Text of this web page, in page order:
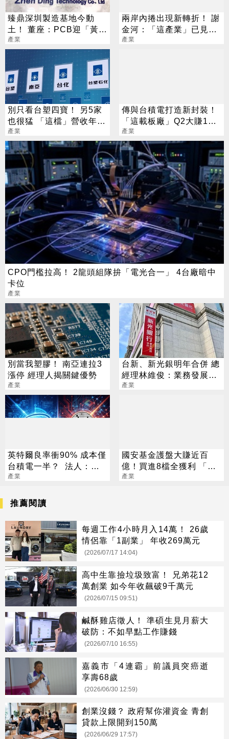
臻鼎深圳製造基地今動
土！ 董座：PCB迎「黃金
十年」
產業
兩岸內捲出現新轉折！ 謝
金河：「這產業」已見到
曙光
產業
別只看台塑四寶！ 另5家
也很猛 「這檔」營收年增
衝7倍
產業
傳與台積電打造新封裝！
「這載板廠」Q2大賺124
億創新高
產業
CPO門檻拉高！ 2龍頭組隊拚「電光合一」 4台廠暗中
卡位
產業
別當我塑膠！ 南亞連拉3
漲停 經理人揭關鍵優勢
產業
台新、新光銀明年合併 總
經理林維俊：業務發展更
均衡
產業
英特爾良率衝90% 成本僅
台積電一半？ 法人：「3
台廠」機會來了
產業
國安基金護盤大賺近百
億！買進8檔全獲利 「這
檔」貢獻逾7成7
產業
推薦閱讀
每週工作4小時月入14萬！ 26歲
情侶靠「1副業」 年收269萬元
(2026/07/17 14:04)
高中生靠撿垃圾致富！ 兄弟花12
萬創業 如今年收飆破9千萬元
(2026/07/15 09:51)
鹹酥雞店徵人！ 準碩生見月薪大
破防：不如早點工作賺錢
(2026/07/10 16:55)
嘉義市「4連霸」前議員突癌逝
享壽68歲
(2026/06/30 12:59)
創業沒錢？ 政府幫你灌資金 青創
貸款上限開到150萬
(2026/06/29 17:57)